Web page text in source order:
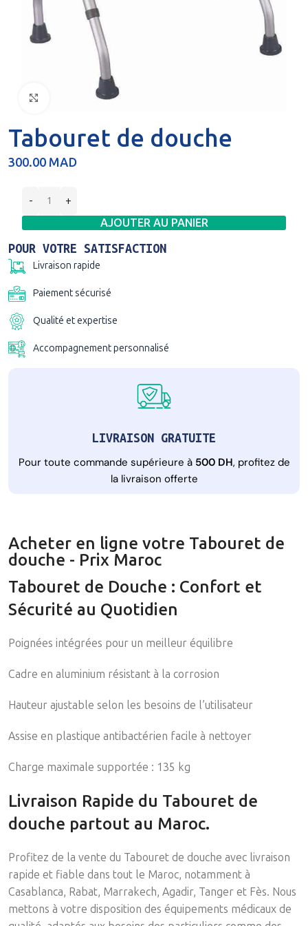
Click to enlarge
Tabouret de douche
300.00 MAD
AJOUTER AU PANIER
POUR VOTRE SATISFACTION
Livraison rapide
Paiement sécurisé
Qualité et expertise
Accompagnement personnalisé
LIVRAISON GRATUITE
Pour toute commande supérieure à 500 DH, profitez de
la livraison offerte
Acheter en ligne votre Tabouret de
douche - Prix Maroc
Tabouret de Douche : Confort et
Sécurité au Quotidien
Poignées intégrées pour un meilleur équilibre
Cadre en aluminium résistant à la corrosion
Hauteur ajustable selon les besoins de l’utilisateur
Assise en plastique antibactérien facile à nettoyer
Charge maximale supportée : 135 kg
Livraison Rapide du Tabouret de
douche partout au Maroc.
Profitez de la vente du Tabouret de douche avec livraison
rapide et fiable dans tout le Maroc, notamment à
Casablanca, Rabat, Marrakech, Agadir, Tanger et Fès. Nous
mettons à votre disposition des équipements médicaux de